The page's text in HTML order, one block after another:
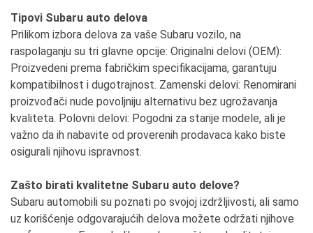
Tipovi Subaru auto delova
Prilikom izbora delova za vaše Subaru vozilo, na
raspolaganju su tri glavne opcije: Originalni delovi (OEM):
Proizvedeni prema fabričkim specifikacijama, garantuju
kompatibilnost i dugotrajnost. Zamenski delovi: Renomirani
proizvođači nude povoljniju alternativu bez ugrožavanja
kvaliteta. Polovni delovi: Pogodni za starije modele, ali je
važno da ih nabavite od proverenih prodavaca kako biste
osigurali njihovu ispravnost.
Zašto birati kvalitetne Subaru auto delove?
Subaru automobili su poznati po svojoj izdržljivosti, ali samo
uz korišćenje odgovarajućih delova možete održati njihove